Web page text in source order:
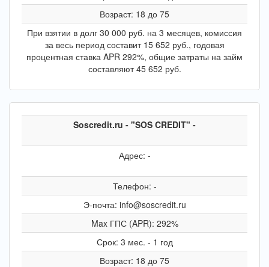
Возраст: 18 до 75
При взятии в долг 30 000 руб. на 3 месяцев, комиссия
за весь период составит 15 652 руб., годовая
процентная ставка APR 292%, общие затраты на займ
составляют 45 652 руб.
Soscredit.ru - "SOS CREDIT" -
Адрес: -
Телефон: -
Э-почта: info@soscredit.ru
Max ГПС (APR): 292%
Срок: 3 мес. - 1 год
Возраст: 18 до 75